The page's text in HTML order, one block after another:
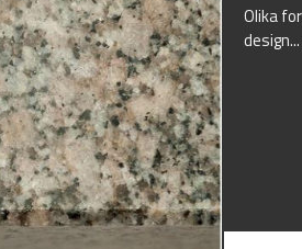
Olika
design...